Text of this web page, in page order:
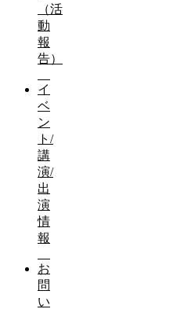
（活
動
報
告）
イ
ベ
ン
ト/
講
演/
出
演
情
報
お
問
い